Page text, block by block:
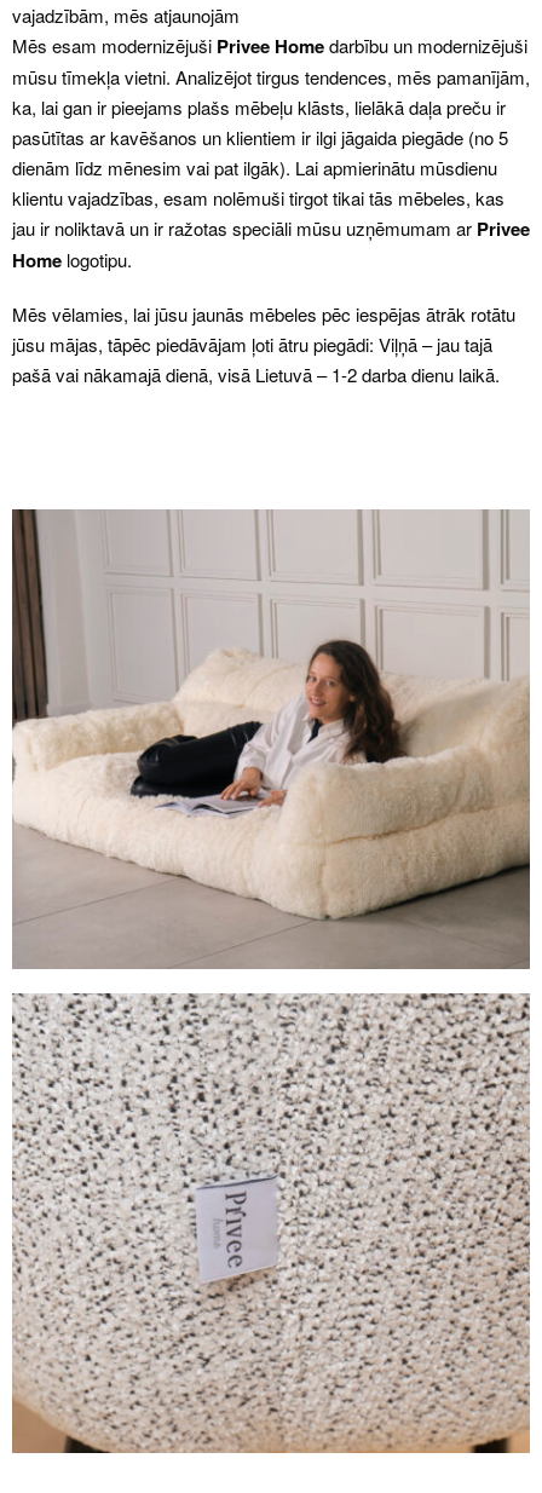
vajadzībām, mēs atjaunojām
Mēs esam modernizējuši Privee Homedarbību un modernizējuši
mūsu tīmekļa vietni. Analizējot tirgus tendences, mēs pamanījām,
ka, lai gan ir pieejams plašs mēbeļu klāsts, lielākā daļa preču ir
pasūtītas ar kavēšanos un klientiem ir ilgi jāgaida piegāde (no 5
dienām līdz mēnesim vai pat ilgāk). Lai apmierinātu mūsdienu
klientu vajadzības, esam nolēmuši tirgot tikai tās mēbeles, kas
jau ir noliktavā un ir ražotas speciāli mūsu uzņēmumam ar Privee
Home logotipu.
Mēs vēlamies, lai jūsu jaunās mēbeles pēc iespējas ātrāk rotātu
jūsu mājas, tāpēc piedāvājam ļoti ātru piegādi: Viļņā – jau tajā
pašā vai nākamaјādienā, visā Lietuvā – 1-2 darba dienu laikā.